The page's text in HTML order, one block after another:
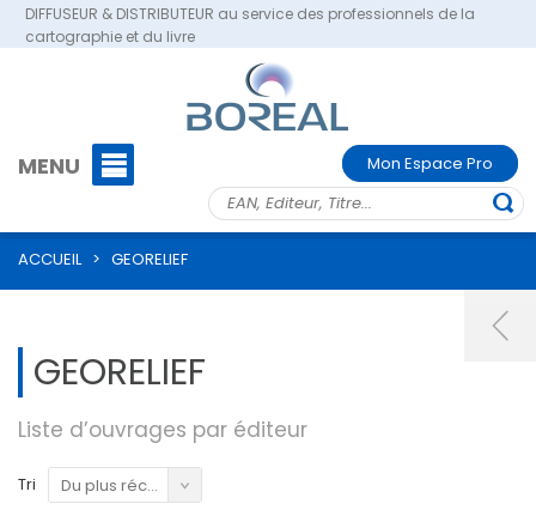
DIFFUSEUR & DISTRIBUTEUR au service des professionnels de la
cartographie et du livre
MENU Mon Espace Pro
ACCUEIL > GEORELIEF
GEORELIEF
Liste d’ouvrages par éditeur
Tri Du plus récent au plus ancien